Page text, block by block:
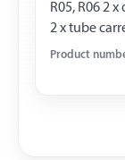
R05, R06 2
2 x tube
vissage
Product